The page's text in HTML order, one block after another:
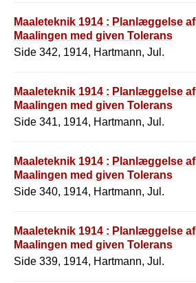
Maaleteknik 1914 : Planlæggelse af
Maalingen med given Tolerans
Side 342, 1914, Hartmann, Jul.
Maaleteknik 1914 : Planlæggelse af
Maalingen med given Tolerans
Side 341, 1914, Hartmann, Jul.
Maaleteknik 1914 : Planlæggelse af
Maalingen med given Tolerans
Side 340, 1914, Hartmann, Jul.
Maaleteknik 1914 : Planlæggelse af
Maalingen med given Tolerans
Side 339, 1914, Hartmann, Jul.